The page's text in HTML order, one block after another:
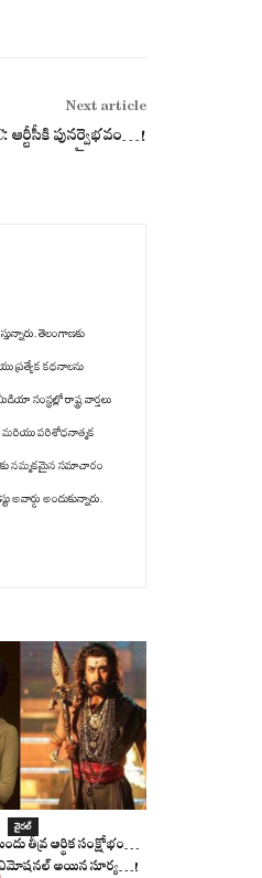
Next article
ఆర్టీసీకి పునర్వైభవం…!
తెలంగాణకు
ప్రత్యేక కథనాలను
సంస్థల్లో రాష్ట్ర వార్తలు
మరియు పరిశోధనాత్మక
నమ్మకమైన సమాచారం
అవార్డు అందుకున్నారు.
వైరల్
తీవ్ర ఆర్థిక సంక్షోభం…
ఎమోషనల్ అయిన సూర్య…!